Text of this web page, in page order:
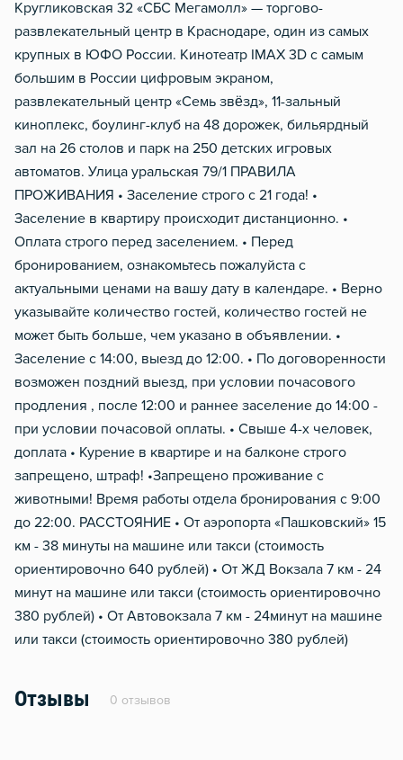
Кругликовская 32 «СБС Мегамолл» — торгово-
развлекательный центр в Краснодаре, один из самых
крупных в ЮФО России. Кинотеатр IMAX 3D с самым
большим в России цифровым экраном,
развлекательный центр «Семь звёзд», 11-зальный
киноплекс, боулинг-клуб на 48 дорожек, бильярдный
зал на 26 столов и парк на 250 детских игровых
автоматов. Улица уральская 79/1 ПРАВИЛА
ПРОЖИВАНИЯ • Заселение строго с 21 года! •
Заселение в квартиру происходит дистанционно. •
Оплата строго перед заселением. • Перед
бронированием, ознакомьтесь пожалуйста с
актуальными ценами на вашу дату в календаре. • Верно
указывайте количество гостей, количество гостей не
может быть больше, чем указано в объявлении. •
Заселение с 14:00, выезд до 12:00. • По договоренности
возможен поздний выезд, при условии почасового
продления , после 12:00 и раннее заселение до 14:00 -
при условии почасовой оплаты. • Свыше 4-х человек,
доплата • Курение в квартире и на балконе строго
запрещено, штраф! •Запрещено проживание с
животными! Время работы отдела бронирования с 9:00
до 22:00. РАССТОЯНИЕ • От аэропорта «Пашковский» 15
км - 38 минуты на машине или такси (стоимость
ориентировочно 640 рублей) • От ЖД Вокзала 7 км - 24
минут на машине или такси (стоимость ориентировочно
380 рублей) • От Автовокзала 7 км - 24минут на машине
или такси (стоимость ориентировочно 380 рублей)
Отзывы 0 отзывов